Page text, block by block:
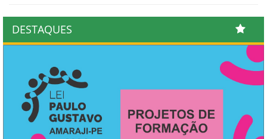
DESTAQUES